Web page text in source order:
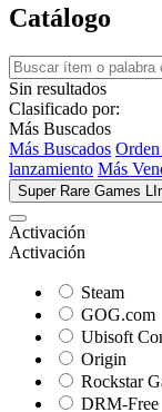
Catálogo
Sin resultados
Clasificado por:
Más Buscados
Más Buscados
lanzamiento Más
Super Rare Games
Activación
Activación
Steam
GOG.com
Ubisoft
Origin
Rockstar
DRM-Free